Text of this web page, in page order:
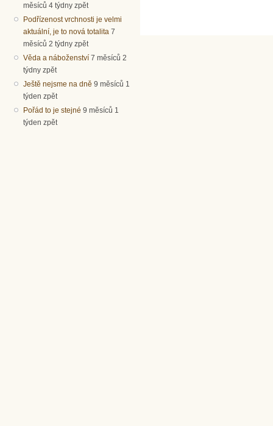
měsíců 4 týdny zpět
Podřízenost vrchnosti je velmi
aktuální, je to nová totalita 7
měsíců 2 týdny zpět
Věda a náboženství 7 měsíců 2
týdny zpět
Ještě nejsme na dně 9 měsíců 1
týden zpět
Pořád to je stejné 9 měsíců 1
týden zpět